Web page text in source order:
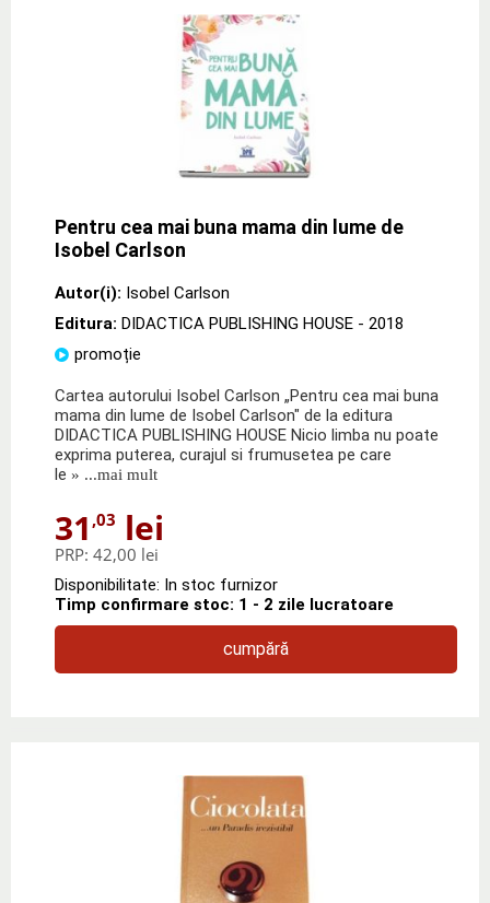
Pentru cea mai buna mama din lume de
Isobel Carlson
Autor(i): Isobel Carlson
Editura: DIDACTICA PUBLISHING HOUSE - 2018
promoție
Cartea autorului Isobel Carlson „Pentru cea mai buna
mama din lume de Isobel Carlson" de la editura
DIDACTICA PUBLISHING HOUSE Nicio limba nu poate
exprima puterea, curajul si frumusetea pe care
le » ...mai mult
31 ,03 lei
PRP: 42,00 lei
Disponibilitate: In stoc furnizor
Timp confirmare stoc: 1 - 2 zile lucratoare
cumpără